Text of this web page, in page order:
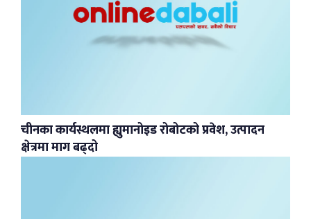
चीनका कार्यस्थलमा ह्युमानोइड रोबोटको प्रवेश, उत्पादन
क्षेत्रमा माग बढ्दो